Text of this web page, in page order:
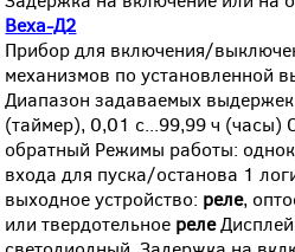
Веха-Д2
Прибор для включения/
механизмов по установленной
Диапазон задаваемых выдержек
(таймер), 0,01 с...99,99 ч (часы)
обратный Режимы работы:
входа для пуска/останова 1
выходное устройство: реле,
или твердотельное реле